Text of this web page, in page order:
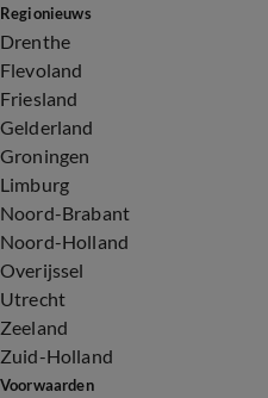
Regionieuws
Drenthe
Flevoland
Friesland
Gelderland
Groningen
Limburg
Noord-Brabant
Noord-Holland
Overijssel
Utrecht
Zeeland
Zuid-Holland
Voorwaarden